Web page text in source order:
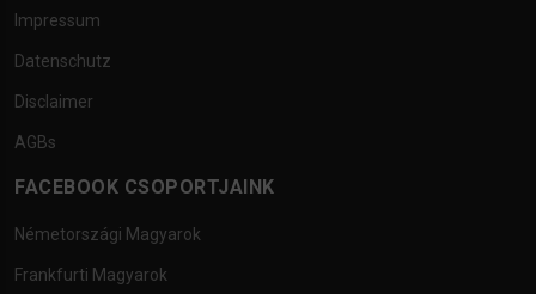
Impressum
Datenschutz
Disclaimer
AGBs
FACEBOOK CSOPORTJAINK
Németországi Magyarok
Frankfurti Magyarok